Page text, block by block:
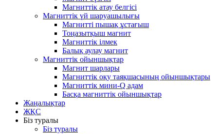
Магниттік атау белгісі
Магниттік үй шаруашылығы
Магнитті пышақ ұстағыш
Тоңазытқыш магнит
Магниттік ілмек
Балық аулау магнит
Магниттік ойыншықтар
Магнит шарлары
Магниттік оқу таяқшасының ойыншықтары
Магниттік мини-Q адам
Басқа магниттік ойыншықтар
Жаңалықтар
ЖҚС
Біз туралы
Біз туралы